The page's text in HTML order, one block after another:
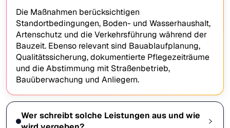
Die Maßnahmen berücksichtigen
Standortbedingungen, Boden- und Wasserhaushalt,
Artenschutz und die Verkehrsführung während der
Bauzeit. Ebenso relevant sind Bauablaufplanung,
Qualitätssicherung, dokumentierte Pflegezeiträume
und die Abstimmung mit Straßenbetrieb,
Bauüberwachung und Anliegern.
Wer schreibt solche Leistungen aus und wie